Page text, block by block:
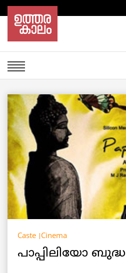
Caste Cinema
പാപ്പിലിയോ ബുദ്ധ